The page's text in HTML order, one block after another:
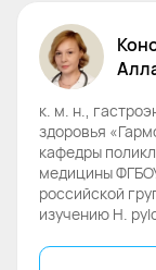
к. м. н.,
здоровья
кафедры
медицины
российской
изучению H.